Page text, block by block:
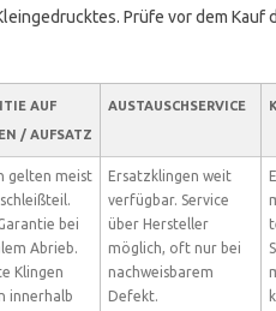
Prüfe vor dem Kauf
AUF
/ AUFSATZ
AUSTAUSCHSERVICE
gelten meist
bei
Abrieb.
Klingen
innerhalb
Ersatzklingen weit
verfügbar. Service
über Hersteller
möglich, oft nur bei
nachweisbarem
Defekt.